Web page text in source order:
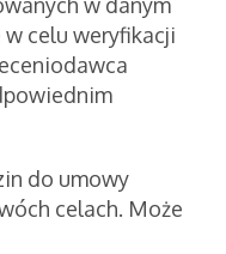
celu weryfikacji
do umowy
celach. Może